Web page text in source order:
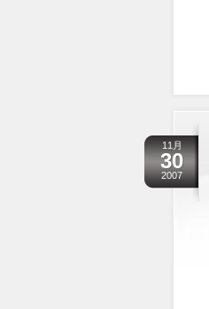
11月
30
2007